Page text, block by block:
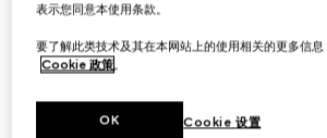
表示您同意本使用条款。
要了解此类技术及其在本网站上的使用相关的更多信
Cookie 政策。
Cookie 设置
OK